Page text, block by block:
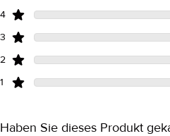
4
3
2
1
Haben Sie dieses Produkt